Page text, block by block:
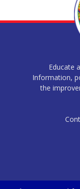
Educate
Information,
the